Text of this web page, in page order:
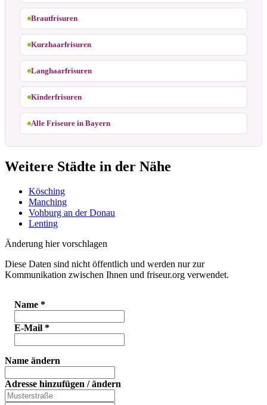
Brautfrisuren
Kurzhaarfrisuren
Langhaarfrisuren
Kinderfrisuren
Alle Friseure in Bayern
Weitere Städte in der Nähe
Kösching
Manching
Vohburg an der Donau
Lenting
Änderung hier vorschlagen
Diese Daten sind nicht öffentlich und werden nur zur
Kommunikation zwischen Ihnen und friseur.org verwendet.
Name *
E-Mail *
Name ändern
Adresse hinzufügen / ändern